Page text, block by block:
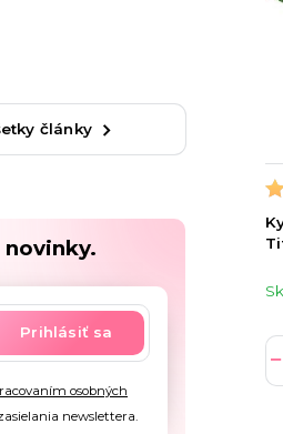
články
novinky.
Prihlásiť sa
osobných
newslettera.